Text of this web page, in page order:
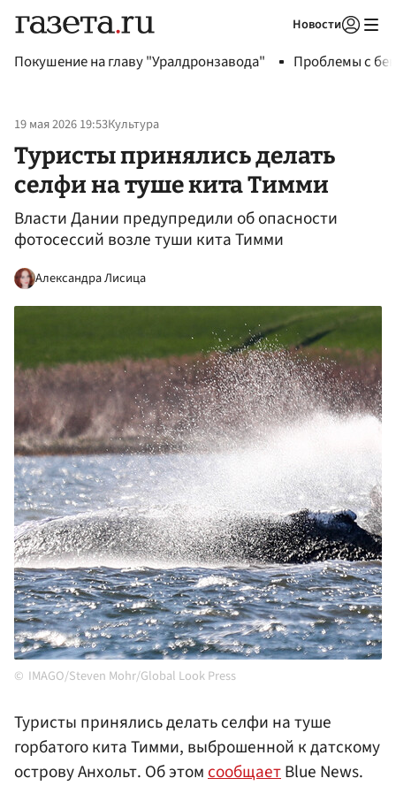
Новости
Покушение на главу "Уралдронзавода" Проблемы с
19 мая 2026 19:53Культура
Туристы принялись делать
селфи на туше кита Тимми
Власти Дании предупредили об опасности
фотосессий возле туши кита Тимми
Александра Лисица
IMAGO/Steven Mohr/Global Look Press
Туристы принялись делать селфи на туше
горбатого кита Тимми, выброшенной к датскому
острову Анхольт. Об этомсообщаетBlue News.